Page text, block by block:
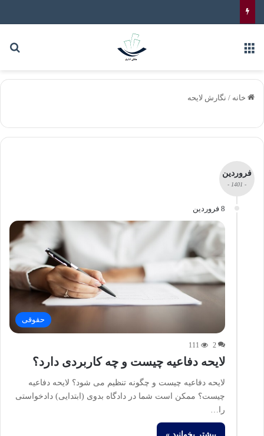
خانه / نگارش لایحه
فروردین
- 1401 -
8 فروردین
حقوقی
2
111
لایحه دفاعیه چیست و چه کاربردی دارد؟
لایحه دفاعیه چیست و چگونه تنظیم می شود؟ لایحه دفاعیه
چیست؟ ممکن است شما در دادگاه بدوی (ابتدایی) دادخواستی
را…